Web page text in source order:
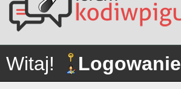
Witaj! Logowanie